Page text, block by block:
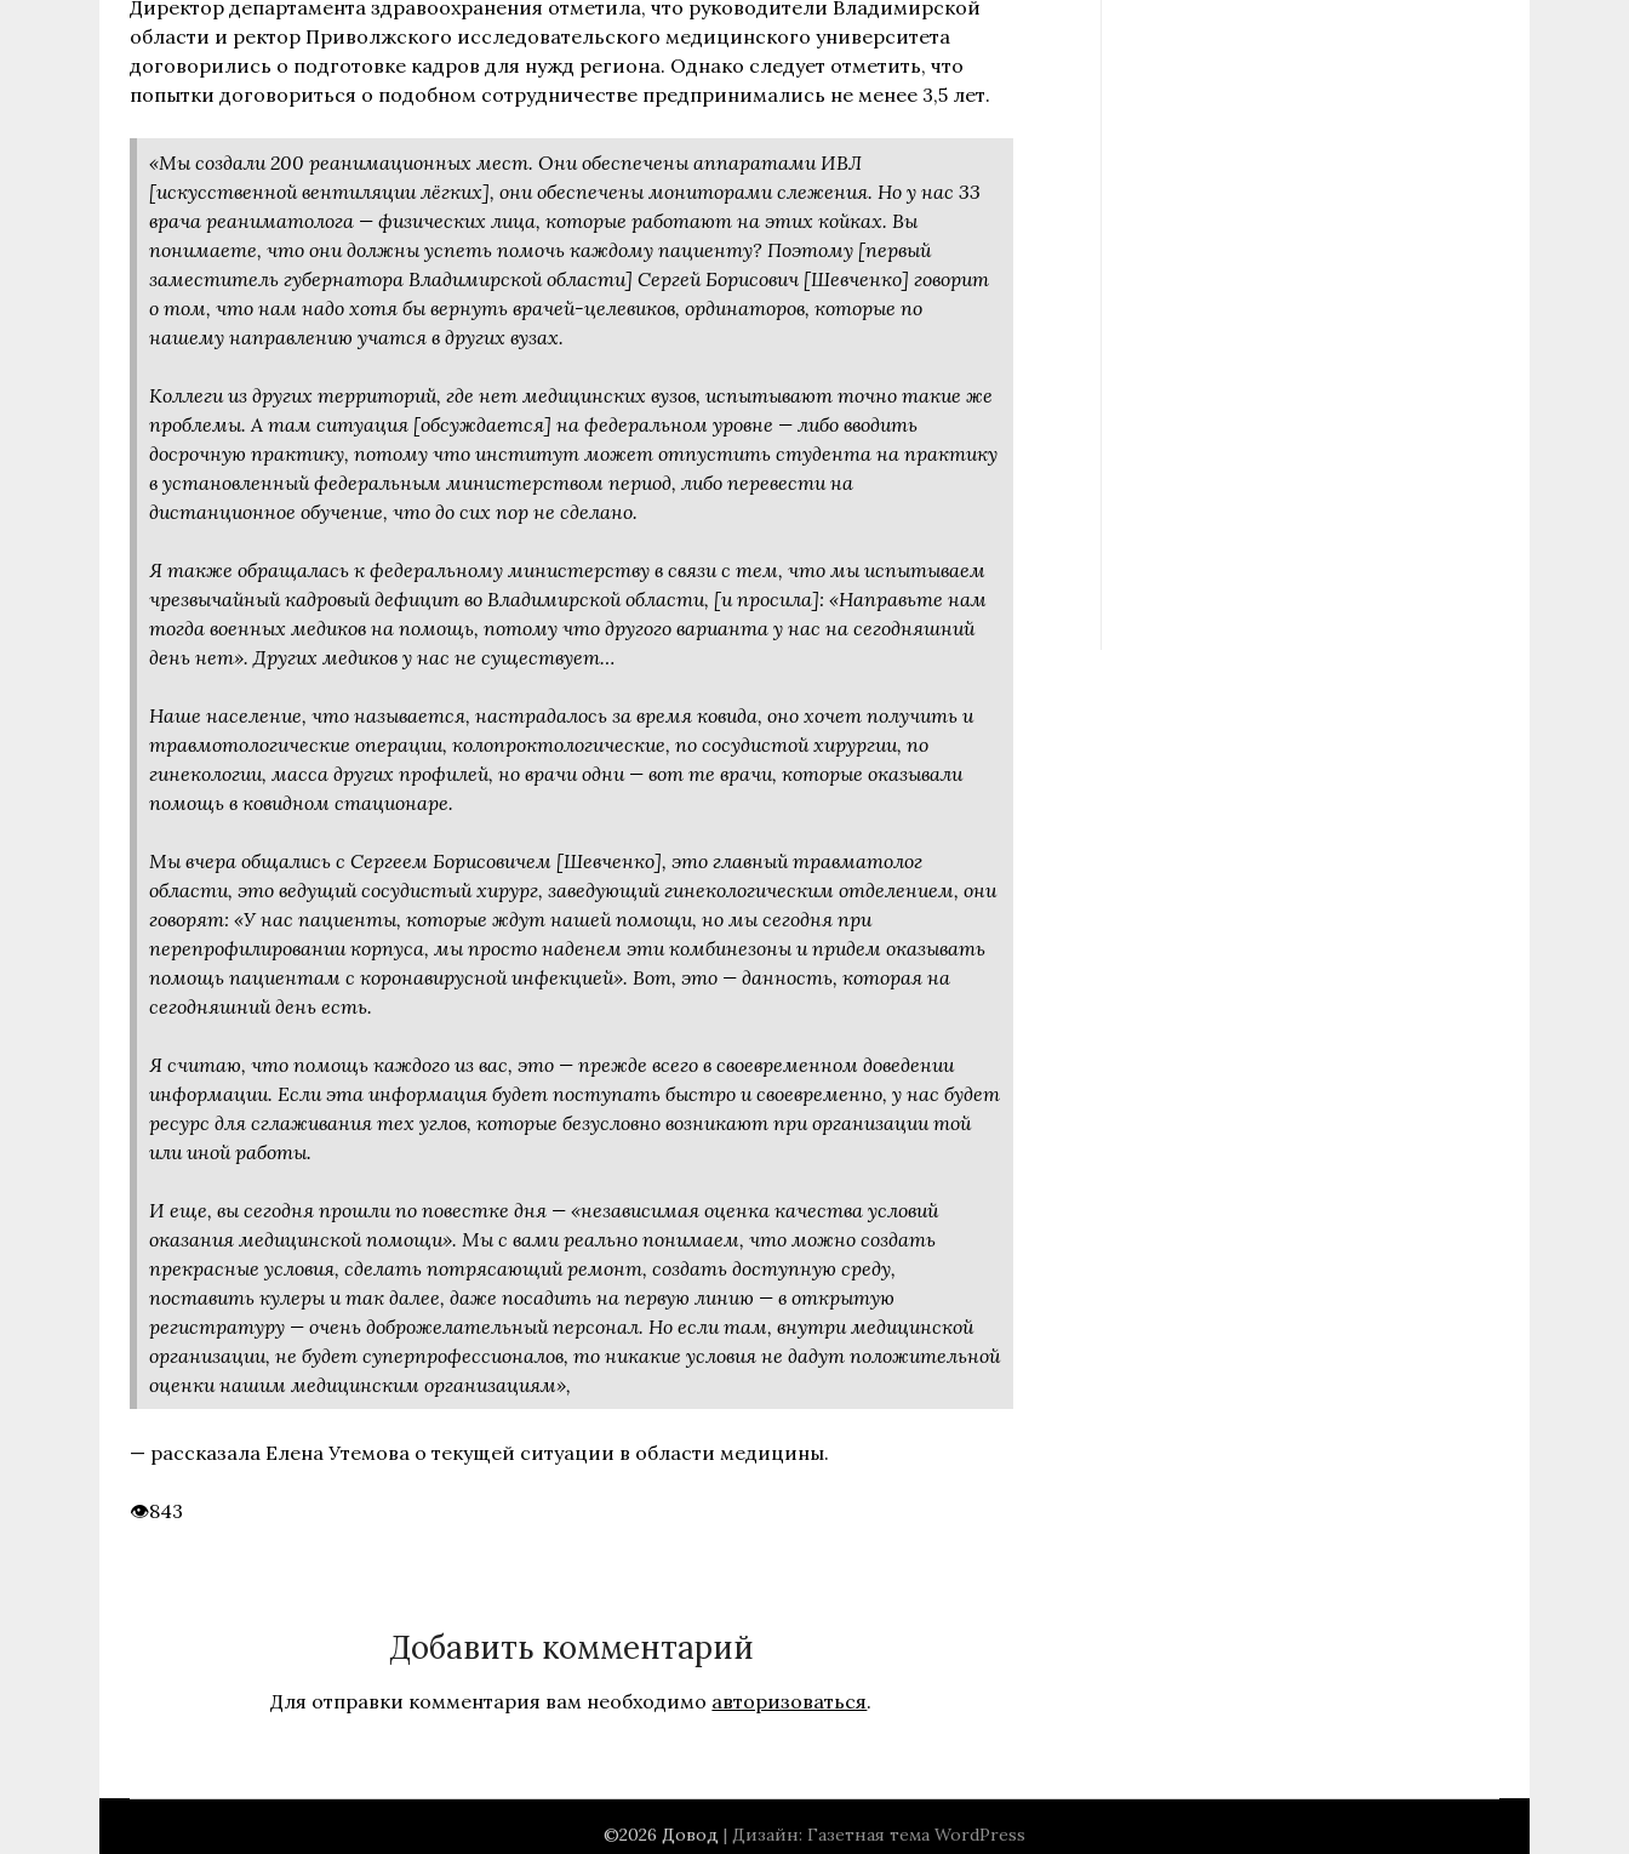
Директор департамента здравоохранения отметила, что руководители Владимирской
области и ректор Приволжского исследовательского медицинского университета
договорились о подготовке кадров для нужд региона. Однако следует отметить, что
попытки договориться о подобном сотрудничестве предпринимались не менее 3,5 лет.
«Мы создали 200 реанимационных мест. Они обеспечены аппаратами ИВЛ
[искусственной вентиляции лёгких], они обеспечены мониторами слежения. Но у нас 33
врача реаниматолога — физических лица, которые работают на этих койках. Вы
понимаете, что они должны успеть помочь каждому пациенту? Поэтому [первый
заместитель губернатора Владимирской области] Сергей Борисович [Шевченко] говорит
о том, что нам надо хотя бы вернуть врачей-целевиков, ординаторов, которые по
нашему направлению учатся в других вузах.
Коллеги из других территорий, где нет медицинских вузов, испытывают точно такие же
проблемы. А там ситуация [обсуждается] на федеральном уровне — либо вводить
досрочную практику, потому что институт может отпустить студента на практику
в установленный федеральным министерством период, либо перевести на
дистанционное обучение, что до сих пор не сделано.
Я также обращалась к федеральному министерству в связи с тем, что мы испытываем
чрезвычайный кадровый дефицит во Владимирской области, [и просила]: «Направьте нам
тогда военных медиков на помощь, потому что другого варианта у нас на сегодняшний
день нет». Других медиков у нас не существует…
Наше население, что называется, настрадалось за время ковида, оно хочет получить и
травмотологические операции, колопроктологические, по сосудистой хирургии, по
гинекологии, масса других профилей, но врачи одни — вот те врачи, которые оказывали
помощь в ковидном стационаре.
Мы вчера общались с Сергеем Борисовичем [Шевченко], это главный травматолог
области, это ведущий сосудистый хирург, заведующий гинекологическим отделением, они
говорят: «У нас пациенты, которые ждут нашей помощи, но мы сегодня при
перепрофилировании корпуса, мы просто наденем эти комбинезоны и придем оказывать
помощь пациентам с коронавирусной инфекцией». Вот, это — данность, которая на
сегодняшний день есть.
Я считаю, что помощь каждого из вас, это — прежде всего в своевременном доведении
информации. Если эта информация будет поступать быстро и своевременно, у нас будет
ресурс для сглаживания тех углов, которые безусловно возникают при организации той
или иной работы.
И еще, вы сегодня прошли по повестке дня — «независимая оценка качества условий
оказания медицинской помощи». Мы с вами реально понимаем, что можно создать
прекрасные условия, сделать потрясающий ремонт, создать доступную среду,
поставить кулеры и так далее, даже посадить на первую линию — в открытую
регистратуру — очень доброжелательный персонал. Но если там, внутри медицинской
организации, не будет суперпрофессионалов, то никакие условия не дадут положительной
оценки нашим медицинским организациям»,
— рассказала Елена Утемова о текущей ситуации в области медицины.
843
Добавить комментарий
Для отправки комментария вам необходимо авторизоваться.
©2026 Довод | Дизайн: Газетная тема WordPress